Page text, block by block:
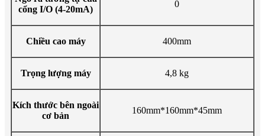
cổng I/O (4-20mA)
0
Chiều cao máy 400mm
Trọng lượng máy 4,8 kg
Kích thước bên ngoài
cơ bản
160mm*160mm*45mm